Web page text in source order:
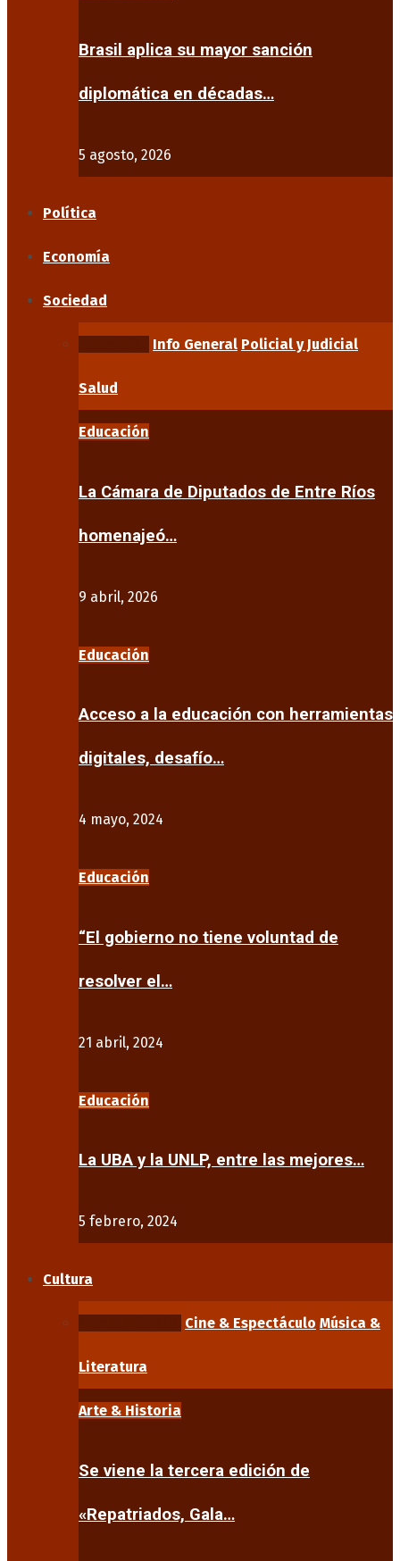
Brasil aplica su mayor sanción
diplomática en décadas…
5 agosto, 2026
Política
Economía
Sociedad
Info General Policial y Judicial
Salud
Educación
La Cámara de Diputados de Entre Ríos
homenajeó…
9 abril, 2026
Educación
Acceso a la educación con herramientas
digitales, desafío…
4 mayo, 2024
Educación
“El gobierno no tiene voluntad de
resolver el…
21 abril, 2024
Educación
La UBA y la UNLP, entre las mejores…
5 febrero, 2024
Cultura
Cine & Espectáculo Música &
Literatura
Arte & Historia
Se viene la tercera edición de
«Repatriados, Gala…